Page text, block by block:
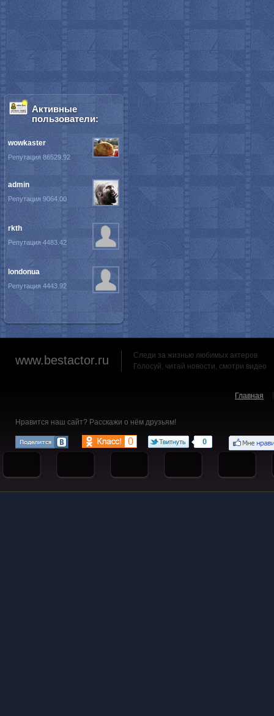
Активные
пользователи:
wowkaster
Репутация 86529.92
admin
Репутация 9064.00
rkth
Репутация 4483.42
londonua
Репутация 4443.92
www.bestactor.ru
Следи за жизнью любимых актеров
Голосуй, читай новости, смотри видео
Главная
Нравится наш сайт? Расскажи о нём друзьям!